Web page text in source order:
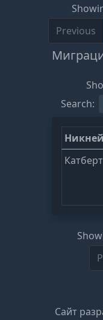
Previous
Search:
Катберт
Сайт